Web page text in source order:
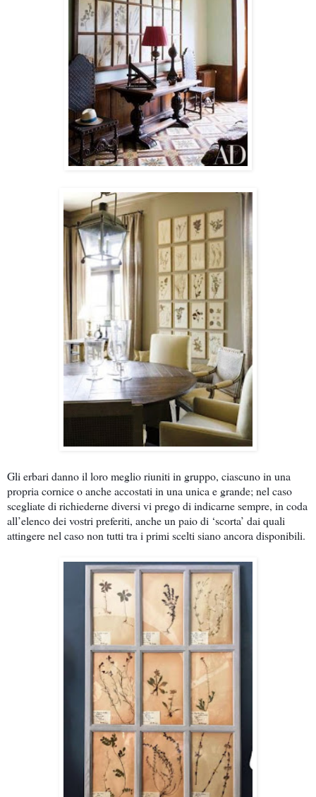
Gli erbari danno il loro meglio riuniti in gruppo, ciascuno in una
propria cornice o anche accostati in una unica e grande; nel caso
scegliate di richiederne diversi vi prego di indicarne sempre, in coda
all’elenco dei vostri preferiti, anche un paio di ‘scorta’ dai quali
attingere nel caso non tutti tra i primi scelti siano ancora disponibili.